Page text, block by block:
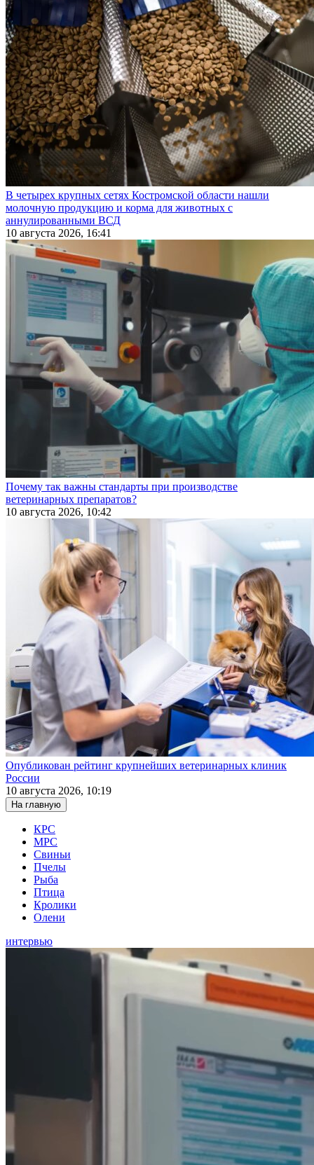
В четырех крупных сетях Костромской области нашли
молочную продукцию и корма для животных с
аннулированными ВСД
10 августа 2026, 16:41
Почему так важны стандарты при производстве
ветеринарных препаратов?
10 августа 2026, 10:42
Опубликован рейтинг крупнейших ветеринарных клиник
России
10 августа 2026, 10:19
На главную
КРС
МРС
Свиньи
Пчелы
Рыба
Птица
Кролики
Олени
интервью